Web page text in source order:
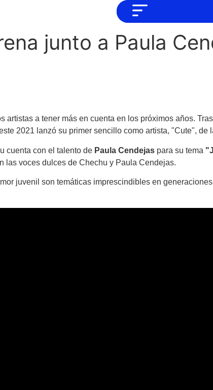
Mix
TAMBIÉN TE
junto a Paula
artistas a tener más en cuenta en los próximos años.
2021 lanzó su primer sencillo como artista, "Cute", de
cuenta con el talento de Paula Cendejas para su tema
las voces dulces de Chechu y Paula Cendejas.
juvenil son temáticas imprescindibles en